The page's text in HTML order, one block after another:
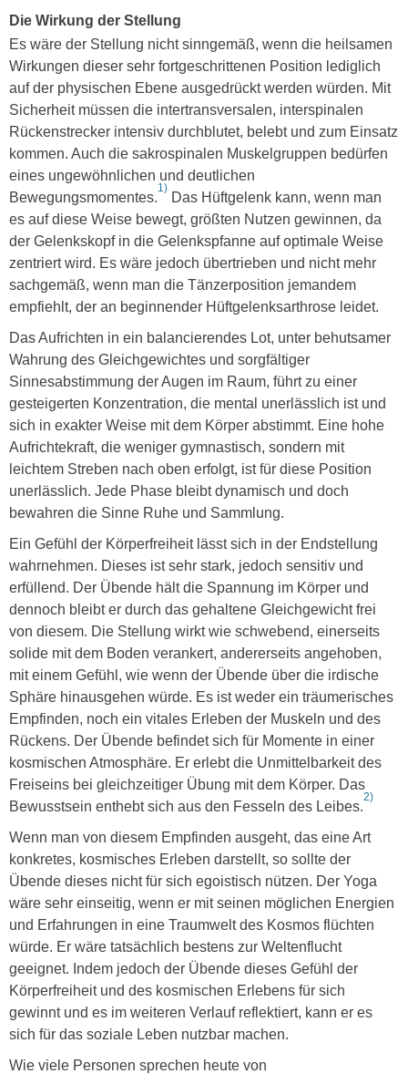
Die Wirkung der Stellung
Es wäre der Stellung nicht sinngemäß, wenn die heilsamen
Wirkungen dieser sehr fortgeschrittenen Position lediglich
auf der physischen Ebene ausgedrückt werden würden. Mit
Sicherheit müssen die intertransversalen, interspinalen
Rückenstrecker intensiv durchblutet, belebt und zum Einsatz
kommen. Auch die sakrospinalen Muskelgruppen bedürfen
eines ungewöhnlichen und deutlichen
Bewegungsmomentes.
1)
Das Hüftgelenk kann, wenn man
es auf diese Weise bewegt, größten Nutzen gewinnen, da
der Gelenkskopf in die Gelenkspfanne auf optimale Weise
zentriert wird. Es wäre jedoch übertrieben und nicht mehr
sachgemäß, wenn man die Tänzerposition jemandem
empfiehlt, der an beginnender Hüftgelenksarthrose leidet.
Das Aufrichten in ein balancierendes Lot, unter behutsamer
Wahrung des Gleichgewichtes und sorgfältiger
Sinnesabstimmung der Augen im Raum, führt zu einer
gesteigerten Konzentration, die mental unerlässlich ist und
sich in exakter Weise mit dem Körper abstimmt. Eine hohe
Aufrichtekraft, die weniger gymnastisch, sondern mit
leichtem Streben nach oben erfolgt, ist für diese Position
unerlässlich. Jede Phase bleibt dynamisch und doch
bewahren die Sinne Ruhe und Sammlung.
Ein Gefühl der Körperfreiheit lässt sich in der Endstellung
wahrnehmen. Dieses ist sehr stark, jedoch sensitiv und
erfüllend. Der Übende hält die Spannung im Körper und
dennoch bleibt er durch das gehaltene Gleichgewicht frei
von diesem. Die Stellung wirkt wie schwebend, einerseits
solide mit dem Boden verankert, andererseits angehoben,
mit einem Gefühl, wie wenn der Übende über die irdische
Sphäre hinausgehen würde. Es ist weder ein träumerisches
Empfinden, noch ein vitales Erleben der Muskeln und des
Rückens. Der Übende befindet sich für Momente in einer
kosmischen Atmosphäre. Er erlebt die Unmittelbarkeit des
Freiseins bei gleichzeitiger Übung mit dem Körper. Das
Bewusstsein enthebt sich aus den Fesseln des Leibes.
2)
Wenn man von diesem Empfinden ausgeht, das eine Art
konkretes, kosmisches Erleben darstellt, so sollte der
Übende dieses nicht für sich egoistisch nützen. Der Yoga
wäre sehr einseitig, wenn er mit seinen möglichen Energien
und Erfahrungen in eine Traumwelt des Kosmos flüchten
würde. Er wäre tatsächlich bestens zur Weltenflucht
geeignet. Indem jedoch der Übende dieses Gefühl der
Körperfreiheit und des kosmischen Erlebens für sich
gewinnt und es im weiteren Verlauf reflektiert, kann er es
sich für das soziale Leben nutzbar machen.
Wie viele Personen sprechen heute von